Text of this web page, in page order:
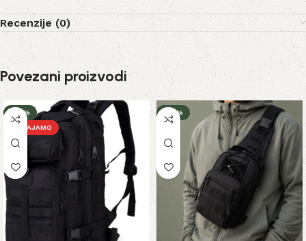
Recenzije (0)
Povezani proizvodi
-32%
IZDVAJAMO
-23%